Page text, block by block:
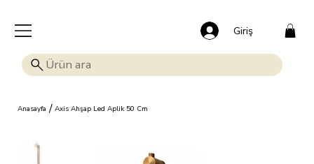
Giriş
Anasayfa / Axis Ahşap Led Aplik 50 Cm